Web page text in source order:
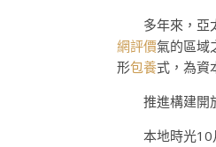
多年來，亞
網評價氣的區域
形包養式，為資
推進構建開
本地時光